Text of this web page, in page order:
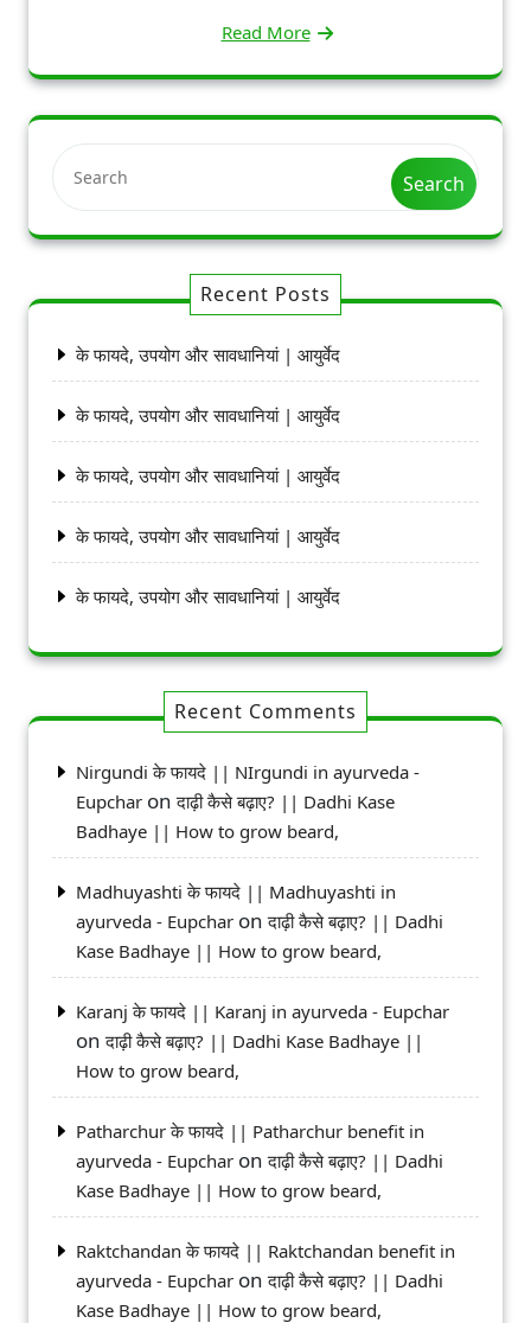
Read More
Search
Recent Posts
के फायदे, उपयोग और सावधानियां | आयुर्वेद
के फायदे, उपयोग और सावधानियां | आयुर्वेद
के फायदे, उपयोग और सावधानियां | आयुर्वेद
के फायदे, उपयोग और सावधानियां | आयुर्वेद
के फायदे, उपयोग और सावधानियां | आयुर्वेद
Recent Comments
Nirgundi के फायदे || NIrgundi in ayurveda -
Eupchar onदाढ़ी कैसे बढ़ाए? || Dadhi Kase
Badhaye || How to grow beard,
Madhuyashti के फायदे || Madhuyashti in
ayurveda - Eupchar onदाढ़ी कैसे बढ़ाए? || Dadhi
Kase Badhaye || How to grow beard,
Karanj के फायदे || Karanj in ayurveda - Eupchar
onदाढ़ी कैसे बढ़ाए? || Dadhi Kase Badhaye ||
How to grow beard,
Patharchur के फायदे || Patharchur benefit in
ayurveda - Eupchar onदाढ़ी कैसे बढ़ाए? || Dadhi
Kase Badhaye || How to grow beard,
Raktchandan के फायदे || Raktchandan benefit in
ayurveda - Eupchar onदाढ़ी कैसे बढ़ाए? || Dadhi
Kase Badhaye || How to grow beard,